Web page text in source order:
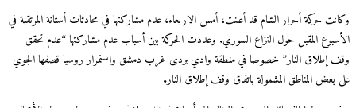
وكانت حركة أحرار الشام قد أعلنت، أمس الاربعاء، عدم مشاركتها في محادثات أستانة المرتقبة في
الأسبوع المقبل حول النزاع السوري. وعددت الحركة بين أسباب عدم مشاركتها “عدم تحقق
وقف إطلاق النار” خصوصا في منطقة وادي بردى غرب دمشق واستمرار روسيا قصفها الجوي
على بعض المناطق المشمولة باتفاق وقف إطلاق النار.